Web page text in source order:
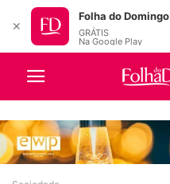
✕
Folha do Domingo
GRÁTIS
Na Google Play